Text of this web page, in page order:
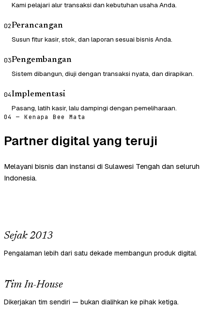
Kami pelajari alur transaksi dan kebutuhan usaha Anda.
02Perancangan
Susun fitur kasir, stok, dan laporan sesuai bisnis Anda.
03Pengembangan
Sistem dibangun, diuji dengan transaksi nyata, dan dirapikan.
04Implementasi
Pasang, latih kasir, lalu dampingi dengan pemeliharaan.
04 — Kenapa Bee Mata
Partner digital yang teruji
Melayani bisnis dan instansi di Sulawesi Tengah dan seluruh
Indonesia.
Sejak 2013
Pengalaman lebih dari satu dekade membangun produk digital.
Tim In-House
Dikerjakan tim sendiri — bukan dialihkan ke pihak ketiga.